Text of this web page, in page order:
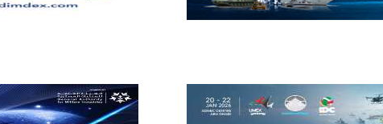
مع تصاعد حدة
الحرب الجوية
الروسية في